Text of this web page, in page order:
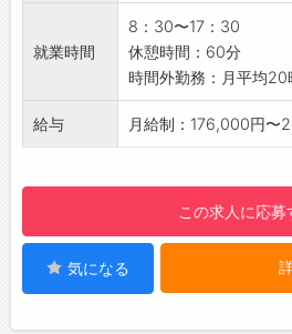
入社の段階で必要な経
せんが、入社後に業務
格取得等をしていただ
また、一定の経験をし
を判断し現場リーダー
【おすすめポイント】
未経験者大歓迎！地元
入を得たい！
チームリーダー・セク
たい！
【具体的には】
「製品を作成する一連
を主にお任せいたしま
・溶接機で鉄同士をひ
【1日のスケジュール
8：30 朝礼、作業開
12：00 お昼休憩
15：00 休憩
就業時間
8：30〜17：30
休憩時間：60分
時間外勤務：月平均20
給与 月給制：176,000円〜
この求人に応募
気になる